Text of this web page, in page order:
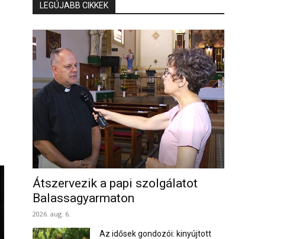
LEGÚJABB CIKKEK
Átszervezik a papi szolgálatot
Balassagyarmaton
2026. aug. 6.
Az idősek gondozói: kinyújtott